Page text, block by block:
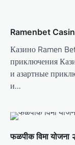
n
Ramenbet
Казино Ramen
приключения
и азартные
и…
फळपीक विमा योजना